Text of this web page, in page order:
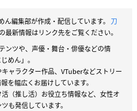
ん編集部が作成・配信しています。 刀
の最新情報はリンク先をご覧ください。
ンツや、声優・舞台・俳優などの情
めん」。
ャラクター作品、VTuberなどストリー
を幅広くお届けしています。
（推し活）お役立ち情報など、女性オ
も発信しています。